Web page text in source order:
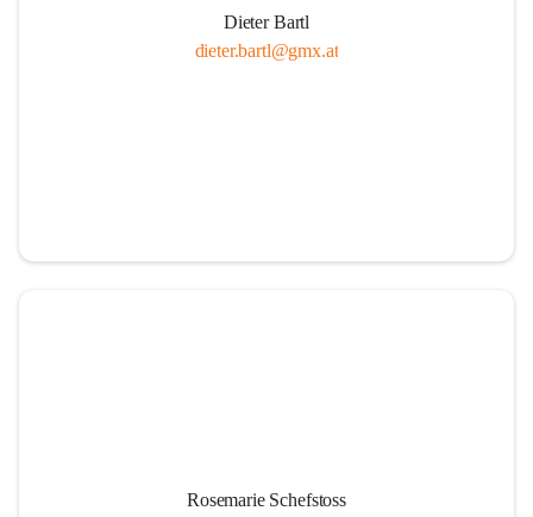
Dieter Bartl
dieter.bartl@gmx.at
Rosemarie Schefstoss